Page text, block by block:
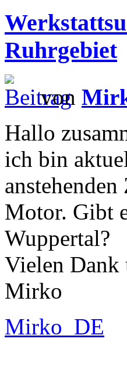
Ruhrgebiet
von
Hallo
ich bin
Motor. Gibt
Wuppertal?
Vielen Dank
Mirko
Mirko_DE